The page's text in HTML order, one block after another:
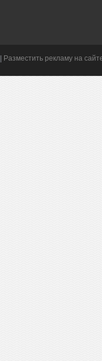
Разместить рекламу на